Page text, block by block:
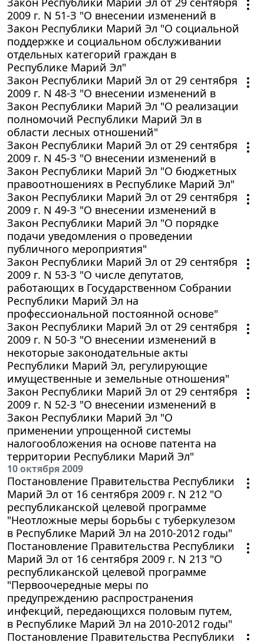
2009 г. N 51-З "О внесении изменений в
Закон Республики Марий Эл "О социальной
поддержке и социальном обслуживании
отдельных категорий граждан в
Республике Марий Эл"
Закон Республики Марий Эл от 29 сентября
2009 г. N 48-З "О внесении изменений в
Закон Республики Марий Эл "О реализации
полномочий Республики Марий Эл в
области лесных отношений"
Закон Республики Марий Эл от 29 сентября
2009 г. N 45-З "О внесении изменений в
Закон Республики Марий Эл "О бюджетных
правоотношениях в Республике Марий Эл"
Закон Республики Марий Эл от 29 сентября
2009 г. N 49-З "О внесении изменений в
Закон Республики Марий Эл "О порядке
подачи уведомления о проведении
публичного мероприятия"
Закон Республики Марий Эл от 29 сентября
2009 г. N 53-З "О числе депутатов,
работающих в Государственном Собрании
Республики Марий Эл на
профессиональной постоянной основе"
Закон Республики Марий Эл от 29 сентября
2009 г. N 50-З "О внесении изменений в
некоторые законодательные акты
Республики Марий Эл, регулирующие
имущественные и земельные отношения"
Закон Республики Марий Эл от 29 сентября
2009 г. N 52-З "О внесении изменений в
Закон Республики Марий Эл "О
применении упрощенной системы
налогообложения на основе патента на
территории Республики Марий Эл"
10 октября 2009
Постановление Правительства Республики
Марий Эл от 16 сентября 2009 г. N 212 "О
республиканской целевой программе
"Неотложные меры борьбы с туберкулезом
в Республике Марий Эл на 2010-2012 годы"
Постановление Правительства Республики
Марий Эл от 16 сентября 2009 г. N 213 "О
республиканской целевой программе
"Первоочередные меры по
предупреждению распространения
инфекций, передающихся половым путем,
в Республике Марий Эл на 2010-2012 годы"
Постановление Правительства Республики